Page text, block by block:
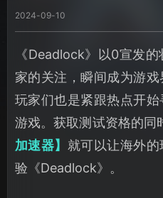
2024-09-10
《Deadlock》以0宣发
家的关注，瞬间成为游
玩家们也是紧跟热点开
游戏。获取测试资格的同
加速器】 就可以让海外
验《Deadlock》。